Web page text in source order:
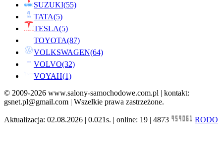
SUZUKI(55)
TATA(5)
TESLA(5)
TOYOTA(87)
VOLKSWAGEN(64)
VOLVO(32)
VOYAH(1)
© 2009-2026 www.salony-samochodowe.com.pl | kontakt:
gsnet.pl@gmail.com | Wszelkie prawa zastrzeżone.
Aktualizacja: 02.08.2026 | 0.021s. | online: 19 | 4873 RODO